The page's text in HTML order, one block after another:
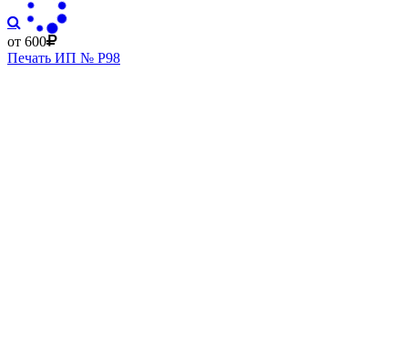
от 600
Печать ИП № Р98